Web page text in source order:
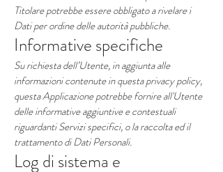
Titolare potrebbe essere obbligato a rivelare i
Dati per ordine delle autorità pubbliche.
Informative specifiche
Su richiesta dell’Utente, in aggiunta alle
informazioni contenute in questa privacy policy,
questa Applicazione potrebbe fornire all'Utente
delle informative aggiuntive e contestuali
riguardanti Servizi specifici, o la raccolta ed il
trattamento di Dati Personali.
Log di sistema e